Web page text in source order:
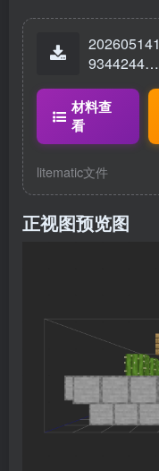
202605141
93442446-
matic
材料查
看
litematic文件
正视图预览图